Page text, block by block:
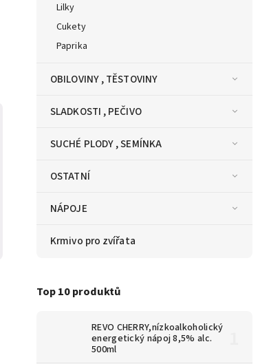
Lilky
Cukety
Paprika
OBILOVINY , TĚSTOVINY
SLADKOSTI , PEČIVO
SUCHÉ PLODY , SEMÍNKA
OSTATNÍ
NÁPOJE
Krmivo pro zvířata
Top 10 produktů
REVO CHERRY,nízkoalkoholický
energetický nápoj 8,5% alc.
500ml